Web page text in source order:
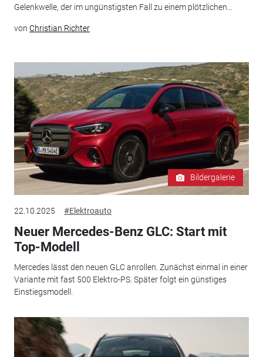
Gelenkwelle, der im ungünstigsten Fall zu einem plötzlichen...
von Christian Richter
Bildergalerie
22.10.2025 #Elektroauto
Neuer Mercedes-Benz GLC: Start mit
Top-Modell
Mercedes lässt den neuen GLC anrollen. Zunächst einmal in einer
Variante mit fast 500 Elektro-PS. Später folgt ein günstiges
Einstiegsmodell.